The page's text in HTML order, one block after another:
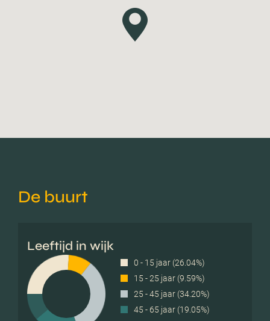
De buurt
Leeftijd in wijk
0 - 15 jaar (26.04%)
15 - 25 jaar (9.59%)
25 - 45 jaar (34.20%)
45 - 65 jaar (19.05%)